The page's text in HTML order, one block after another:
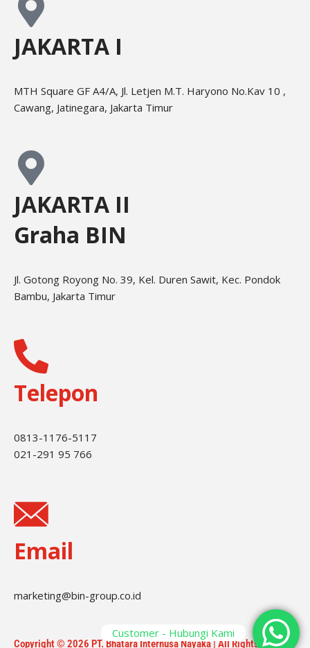
JAKARTA I
MTH Square GF A4/A, Jl. Letjen M.T. Haryono No.Kav 10 ,
Cawang, Jatinegara, Jakarta Timur
JAKARTA II
Graha BIN
Jl. Gotong Royong No. 39, Kel. Duren Sawit, Kec. Pondok
Bambu, Jakarta Timur
Telepon
0813-1176-5117
021-291 95 766
Email
marketing@bin-group.co.id
Copyright © 2026 PT. Bhatara Internusa Nayaka | All Rights
Customer - Hubungi Kami